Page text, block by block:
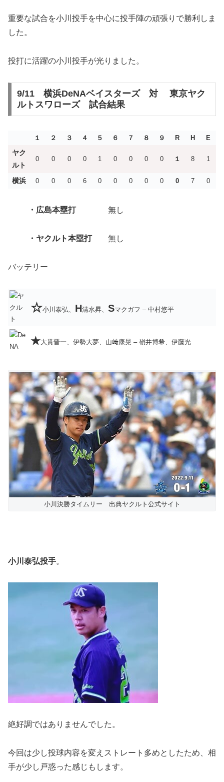
重要な試合を小川投手を中心に投手陣の頑張りで勝利しま
した。
投打に活躍の小川投手が光りました。
9/11 横浜DeNAベイスターズ 対 東京ヤク
ルトスワローズ 試合結果
１ ２ ３ ４ ５ ６ ７ ８ ９ R H E
ヤク
ルト
0 0 0 0 1 0 0 0 0 １ 8 1
横浜 0 0 0 6 0 0 0 0 0 0 7 0
・広島本塁打無し
・ヤクルト本塁打無し
バッテリー
☆小川泰弘、 H清水昇、 Sマクガフ – 中村悠平
★大貫晋一、伊勢大夢、山﨑康晃 – 嶺井博希、伊藤光
小川決勝タイムリー 出典ヤクルト公式サイト
小川泰弘投手。
絶好調ではありませんでした。
今回は少し投球内容を変えストレート多めとしたため、相
手が少し戸惑った感じもします。